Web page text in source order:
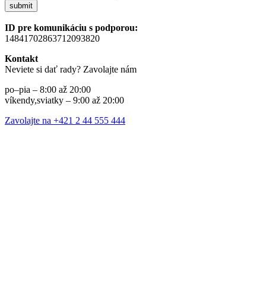
submit
ID pre komunikáciu s podporou:
14841702863712093820
Kontakt
Neviete si dať rady? Zavolajte nám
po–pia – 8:00 až 20:00
víkendy,sviatky – 9:00 až 20:00
Zavolajte na +421 2 44 555 444